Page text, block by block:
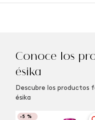
Conoce los
ésika
Descubre los productos
ésika
-5 %